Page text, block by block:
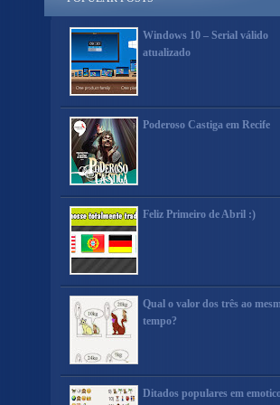
Windows 10 – Serial válido
atualizado
Poderoso Castiga em Recife
Feliz Primeiro de Abril :)
Qual o valor dos três ao
tempo?
Ditados populares em